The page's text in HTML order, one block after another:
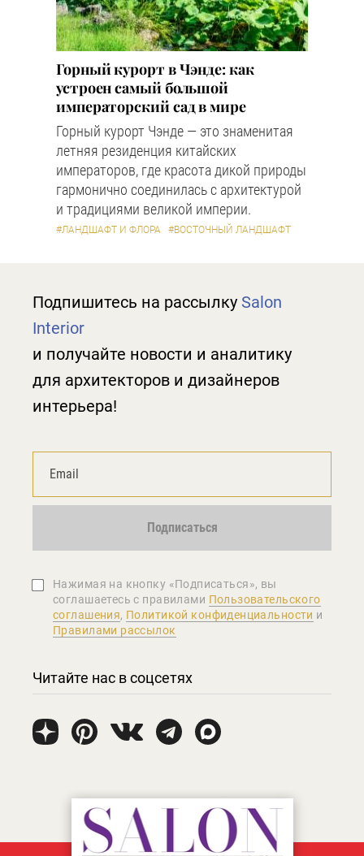
Горный курорт в Чэнде: как
устроен самый большой
императорский сад в мире
Горный курорт Чэнде — это знаменитая
летняя резиденция китайских
императоров, где красота дикой природы
гармонично соединилась с архитектурой
и традициями великой империи.
#ЛАНДШАФТ И ФЛОРА #ВОСТОЧНЫЙ ЛАНДШАФТ
Подпишитесь на рассылку Salon
Interior
и получайте новости и аналитику
для архитекторов и дизайнеров
интерьера!
Подписаться
Нажимая на кнопку «Подписаться», вы
соглашаетеcь с правилами Пользовательского
соглашения, Политикой конфиденциальности и
Правилами рассылок
Читайте нас в соцсетях